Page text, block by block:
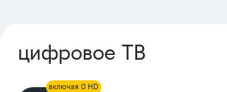
цифровое ТВ
включая 0 HD